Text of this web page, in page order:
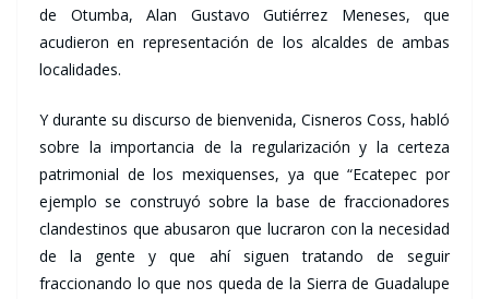
de Otumba, Alan Gustavo Gutiérrez Meneses, que
acudieron en representación de los alcaldes de ambas
localidades.
Y durante su discurso de bienvenida, Cisneros Coss, habló
sobre la importancia de la regularización y la certeza
patrimonial de los mexiquenses, ya que “Ecatepec por
ejemplo se construyó sobre la base de fraccionadores
clandestinos que abusaron que lucraron con la necesidad
de la gente y que ahí siguen tratando de seguir
fraccionando lo que nos queda de la Sierra de Guadalupe